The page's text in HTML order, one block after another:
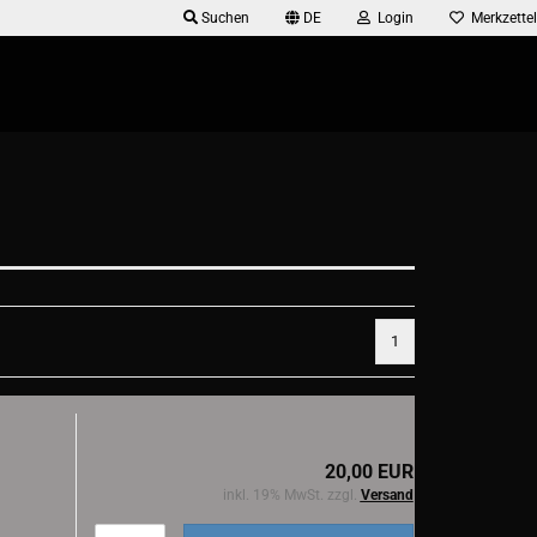
Suchen DE Login Merkzettel
1
20,00 EUR
inkl. 19% MwSt. zzgl. Versand